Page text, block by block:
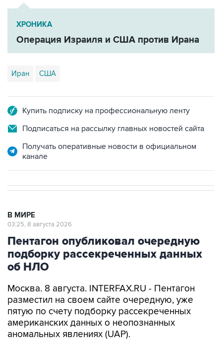
ХРОНИКА
Операция Израиля и США против Ирана
Иран США
Купить подписку на профессиональную ленту
Подписаться на рассылку главных новостей сайта
Получать оперативные новости в официальном
канале
В МИРЕ
03:25, 8 августа 2026
Пентагон опубликовал очередную
подборку рассекреченных данных
об НЛО
Москва. 8 августа. INTERFAX.RU - Пентагон
разместил на своем сайте очередную, уже
пятую по счету подборку рассекреченных
американских данных о неопознанных
аномальных явлениях (UAP).